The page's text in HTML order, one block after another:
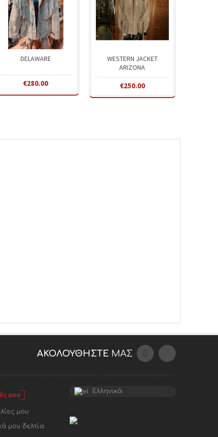
DELAWARE
€280.00
WESTERN JACKET
ARIZONA
€250.00
ΑΚΟΛΟΥΘΉΣΤΕ ΜΑΣ
μου
μου
μου δελτία
Ελληνικά